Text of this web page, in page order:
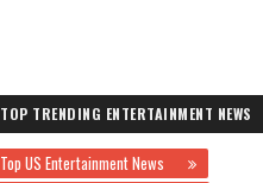
TOP TRENDING ENTERTAINMENT NEWS
Top US Entertainment News